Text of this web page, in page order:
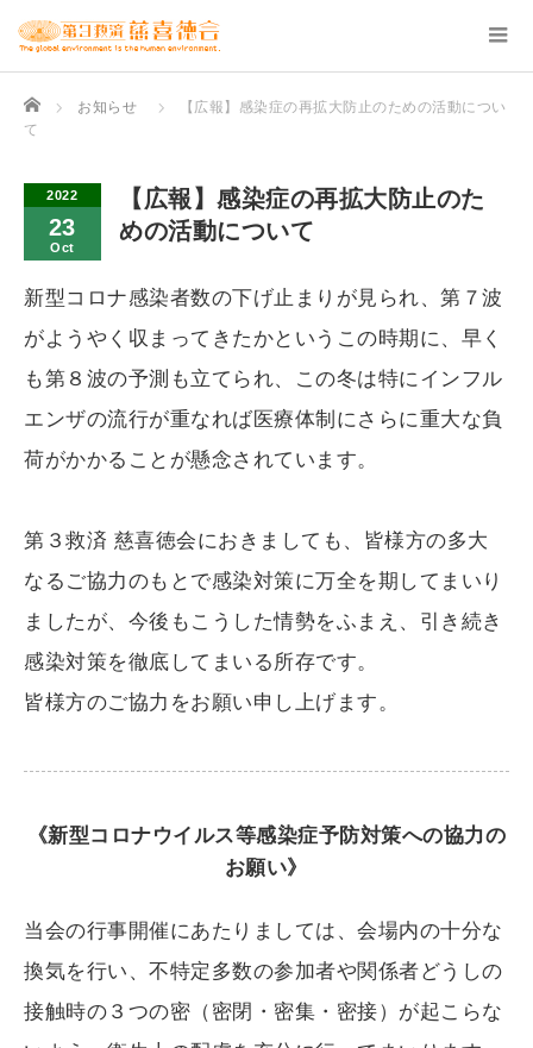
Home お知らせ
【広報】感染症の再拡大防止のための活動につい
て
2022
23
Oct
【広報】感染症の再拡大防止のた
めの活動について
新型コロナ感染者数の下げ止まりが見られ、第７波
がようやく収まってきたかというこの時期に、早く
も第８波の予測も立てられ、この冬は特にインフル
エンザの流行が重なれば医療体制にさらに重大な負
荷がかかることが懸念されています。
第３救済 慈喜徳会におきましても、皆様方の多大
なるご協力のもとで感染対策に万全を期してまいり
ましたが、今後もこうした情勢をふまえ、引き続き
感染対策を徹底してまいる所存です。
皆様方のご協力をお願い申し上げます。
《新型コロナウイルス等感染症予防対策への協力の
お願い》
当会の行事開催にあたりましては、会場内の十分な
換気を行い、不特定多数の参加者や関係者どうしの
接触時の３つの密（密閉・密集・密接）が起こらな